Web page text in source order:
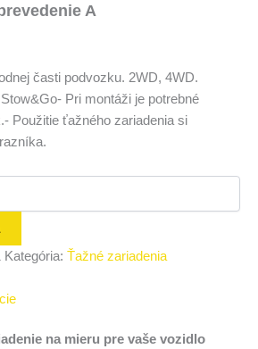
A
časti podvozku. 2WD, 4WD.
Pri montáži je potrebné
Použitie ťažného zariadenia si
Kategória: Ťažné zariadenia
na mieru pre vaše vozidlo